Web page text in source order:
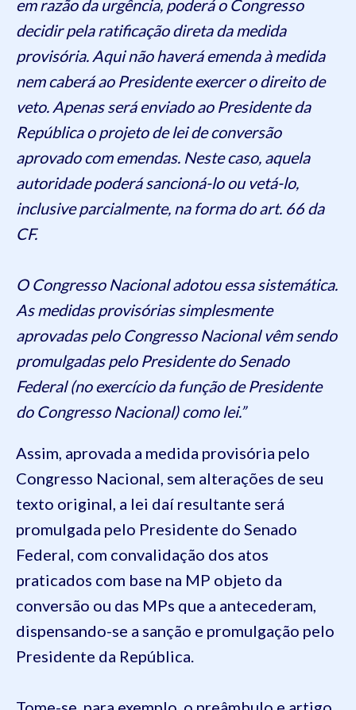
em razão da urgência, poderá o Congresso
decidir pela ratificação direta da medida
provisória. Aqui não haverá emenda à medida
nem caberá ao Presidente exercer o direito de
veto. Apenas será enviado ao Presidente da
República o projeto de lei de conversão
aprovado com emendas. Neste caso, aquela
autoridade poderá sancioná-lo ou vetá-lo,
inclusive parcialmente, na forma do art. 66 da
CF.
O Congresso Nacional adotou essa sistemática.
As medidas provisórias simplesmente
aprovadas pelo Congresso Nacional vêm sendo
promulgadas pelo Presidente do Senado
Federal (no exercício da função de Presidente
do Congresso Nacional) como lei.”
Assim, aprovada a medida provisória pelo
Congresso Nacional, sem alterações de seu
texto original, a lei daí resultante será
promulgada pelo Presidente do Senado
Federal, com convalidação dos atos
praticados com base na MP objeto da
conversão ou das MPs que a antecederam,
dispensando-se a sanção e promulgação pelo
Presidente da República.